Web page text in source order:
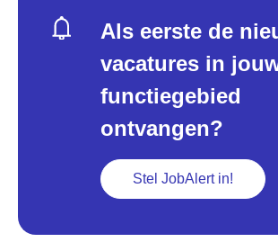
Als eerste de
vacatures in
functiegebied
ontvangen?
Stel JobAlert in!